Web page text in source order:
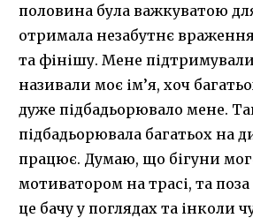
половина була важкуватою
отримала незабутнє враження
та фінішу. Мене
називали моє ім’я, хоч
дуже підбадьорювало мене.
підбадьорювала багатьох на
працює. Думаю, що бігуни
мотиватором на трасі, та
це бачу у поглядах та інколи